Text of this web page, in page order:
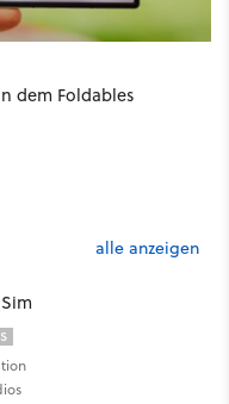
dem Foldables
alle anzeigen